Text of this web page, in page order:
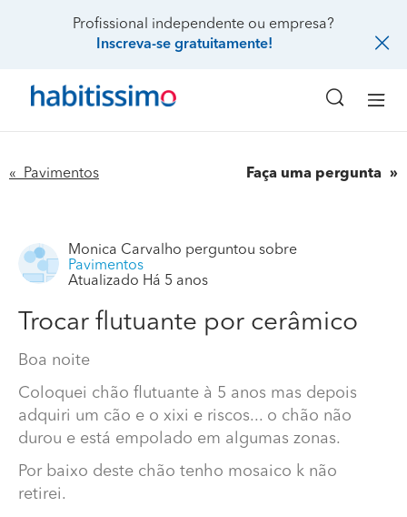
Profissional independente ou empresa?
Inscreva-se gratuitamente!
« Pavimentos Faça uma pergunta
Monica Carvalho perguntou sobre
Pavimentos
Atualizado Há 5 anos
Trocar flutuante por cerâmico
Boa noite
Coloquei chão flutuante à 5 anos mas depois
adquiri um cão e o xixi e riscos... o chão não
durou e está empolado em algumas zonas.
Por baixo deste chão tenho mosaico k não
retirei.